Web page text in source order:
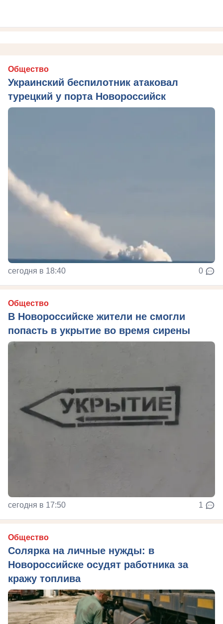
Общество
Украинский беспилотник атаковал
турецкий у порта Новороссийск
сегодня в 18:40 0
Общество
В Новороссийске жители не смогли
попасть в укрытие во время сирены
сегодня в 17:50 1
Общество
Солярка на личные нужды: в
Новороссийске осудят работника за
кражу топлива